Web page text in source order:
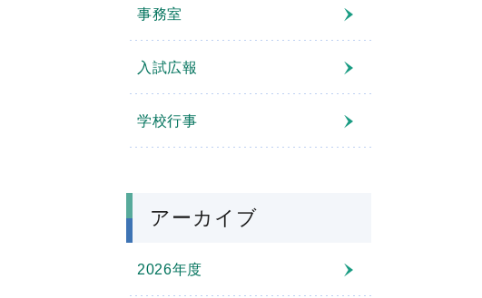
事務室
入試広報
学校行事
アーカイブ
2026年度